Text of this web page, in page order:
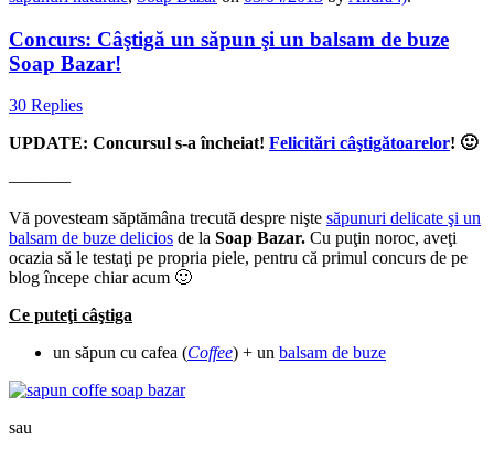
Concurs: Câştigă un săpun şi un balsam de buze
Soap Bazar!
30 Replies
UPDATE: Concursul s-a încheiat! Felicitări câştigătoarelor! 🙂
———–
Vă povesteam săptămâna trecută despre nişte săpunuri delicate şi un
balsam de buze delicios de la Soap Bazar. Cu puţin noroc, aveţi
ocazia să le testaţi pe propria piele, pentru că primul concurs de pe
blog începe chiar acum 🙂
Ce puteţi câştiga
un săpun cu cafea (Coffee) + un balsam de buze
sau